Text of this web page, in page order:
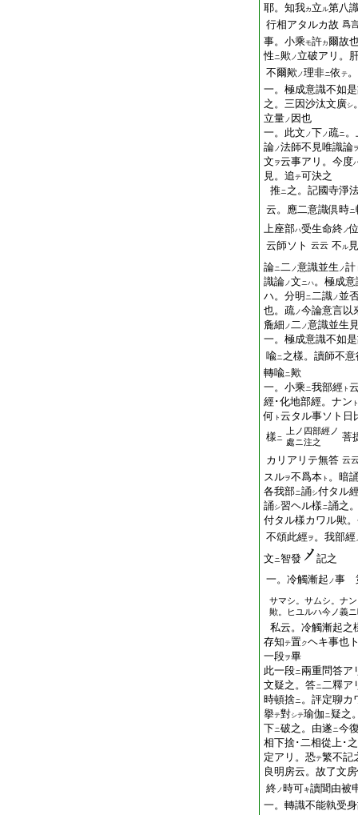
耶。知我カ 立ル第八
行相アタルカ故 爲
事。小乘モ許カ爾故
性ニ歟 ノ 立破アリ。
不爾歟 ノ理非ニ依 テ
一。極成意識不如
之。三因沙汰文廣シ
立量ノ 因也
一。此文 ノ下ノ疏ニ
論ノ法師不見唯識論
文 ヲ云事アリ。今度
見。追テ可決之
推ニ之。記國寺淨
云。應二意識倶時ニ
上座部ハ受生命終ノ
云師ソト 云云 不ル
論ニ二ノ意識並生 ノ計
識論ノ文ニハ。極成
ハ。分明 ニ二識ノ並
也。疏ノ今論意言以
麁細 ノ二ノ意識並生
一。極成意識不如
喩ニ之樣。讀師不意
轉喩ニ歟
一。小乘ニ我部經 ト
經･化地部經。ナン ト
何 ト 云タル事ソト日
樣ニ
上ノ四部經ノ
處ニ注之
菩
カリアリテ無答 云
スルヲ不爲本 ト 。暗
各我部ニ誦シ付タル
誦シ習ヘル樣ニ誦之
付タル樣カワル歟
不頌此經ヲ 。我部經
文ニ智發
記之
一。冷觸漸起 ノ事
サマシ。サムシ。ナ
歟。ヒユルハ今ノ義
私云。冷觸漸起之
存知テ置クヘキ事也
一段ヲ畢
此一段ニ兩重問答ア
文疑之。答ニ二釋ア
時頓捨ニ。評定聊カ
擧テ對シテ瑜伽ニ疑之
下ニ破之。由遂ニ今
相下捨･二相從上･
定アリ。恐テ繁不記
良明房云。故了文
終ノ時可キ讀聞由被
一。轉識不能執受